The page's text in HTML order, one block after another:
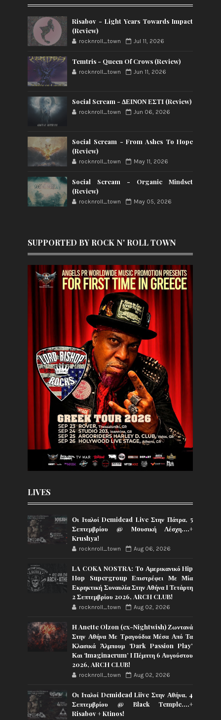
Risabov - Light Years Towards Impact
(Review)
rocknroll_town Jul 11, 2026
Temtris - Queen Of Crows (Review)
rocknroll_town Jun 11, 2026
Social Scream - ΔΕΙΝΟΝ ΕΣΤΙ (Review)
rocknroll_town Jun 06, 2026
Social Scream - From Ashes To Hope
(Review)
rocknroll_town May 11, 2026
Social Scream - Organic Mindset
(Review)
rocknroll_town May 05, 2026
SUPPORTED BY ROCK N' ROLL TOWN
LIVES
Οι Ιταλοί Demidead Live Στην Πάτρα, 5
Σεπτεμβρίου @ Moυσική Λέσχη….+
Krushya!
rocknroll_town Aug 06, 2026
LA COKA NOSTRA: To Αμερικανικό Hip
Hop Supergroup Επιστρέφει Με Μία
Εκρηκτική Συναυλία Στην Αθήνα Ι Τετάρτη
2 Σεπτεμβρίου 2026, ARCH CLUB!
rocknroll_town Aug 02, 2026
Η Anette Olzon (ex-Nightwish) Ζωντανά
Στην Αθήνα Με Τραγούδια Μέσα Από Τα
Κλασικά Άλμπουμ ‘Dark Passion Play’
Και ‘Imaginaerum’ I Πέμπτη 6 Αυγούστου
2026, ARCH CLUB!
rocknroll_town Aug 02, 2026
Οι Ιταλοί Demidead Liive Στην Αθήνα, 4
Σεπτεμβρίου @ Black Temple….+
Risabov + Ktinos!